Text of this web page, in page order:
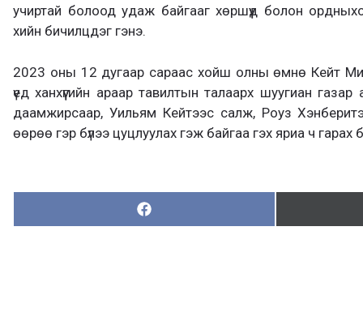
учиртай болоод удаж байгааг хөршүүд болон
хийн бичилцдэг гэнэ.
2023 оны 12 дугаар сараас хойш олны өмнө Кейт
үед ханхүүгийн араар тавилтын талаарх шуугиан
даамжирсаар, Уильям Кейтээс салж, Роуз
өөрөө гэр бүлээ цуцлуулах гэж байгаа гэх яриа ч гарах
Хуваалцах:
Х
у